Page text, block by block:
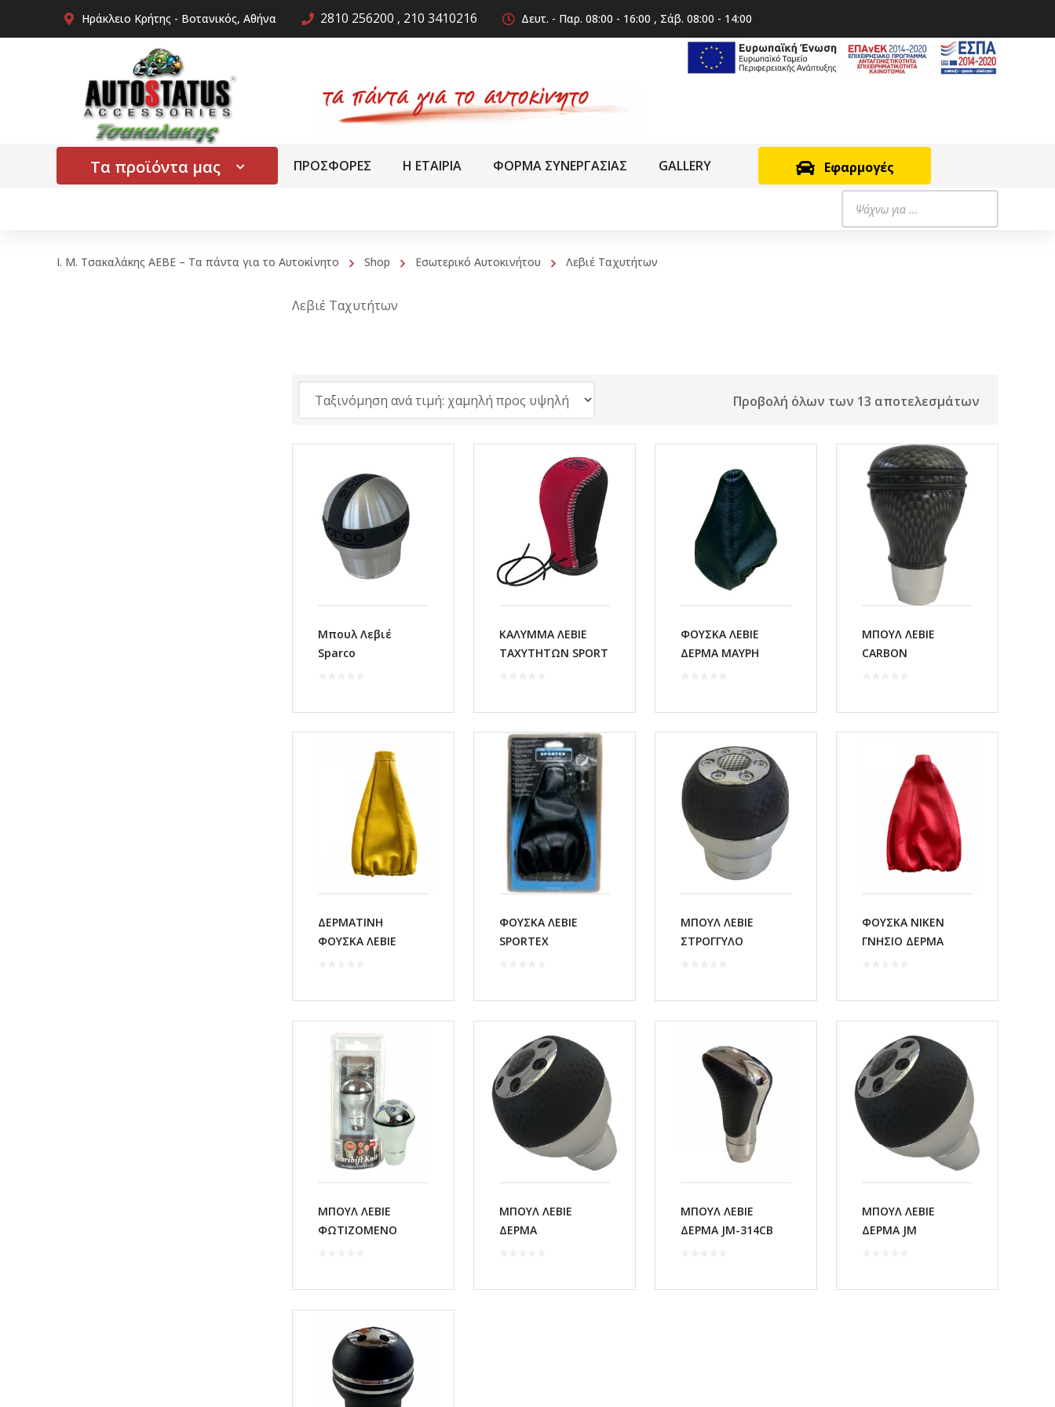
Ηράκλειο Κρήτης - Βοτανικός, Αθήνα 2810 256200 , 210 3410216 Δευτ. - Παρ. 08:00 - 16:00 , Σάβ. 08:00 - 14:00
Τα προϊόντα μας ΠΡΟΣΦΟΡΕΣ Η ΕΤΑΙΡΙΑ ΦΟΡΜΑ ΣΥΝΕΡΓΑΣΙΑΣ GALLERY
Εφαρμογές
Products
search
Ι. Μ. Τσακαλάκης ΑΕΒΕ – Τα πάντα για το Αυτοκίνητο Shop Εσωτερικό Αυτοκινήτου Λεβιέ Ταχυτήτων
Λεβιέ Ταχυτήτων
Προβολή όλων των 13 αποτελεσμάτων
Μπουλ Λεβιέ
Sparco
ΚΑΛΥΜΜΑ ΛΕΒΙΕ
ΤΑΧΥΤΗΤΩΝ SPORT
ΦΟΥΣΚΑ ΛΕΒΙΕ
ΔΕΡΜΑ ΜΑΥΡΗ
ΜΠΟΥΛ ΛΕΒΙΕ
CARBON
ΔΕΡΜΑΤΙΝΗ
ΦΟΥΣΚΑ ΛΕΒΙΕ
ΦΟΥΣΚΑ ΛΕΒΙΕ
SPORTEX
ΜΠΟΥΛ ΛΕΒΙΕ
ΣΤΡΟΓΓΥΛΟ
ΦΟΥΣΚΑ ΝΙΚΕΝ
ΓΝΗΣΙΟ ΔΕΡΜΑ
ΜΠΟΥΛ ΛΕΒΙΕ
ΦΩΤΙΖΟΜΕΝΟ
ΜΠΟΥΛ ΛΕΒΙΕ
ΔΕΡΜΑ
ΜΠΟΥΛ ΛΕΒΙΕ
ΔΕΡΜΑ JM-314CB
ΜΠΟΥΛ ΛΕΒΙΕ
ΔΕΡΜΑ JM